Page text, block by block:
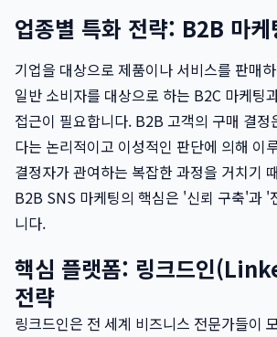
업종별 특화 전략: B2B 마케
기업을 대상으로 제품이나 서비스를 판매
일반 소비자를 대상으로 하는 B2C 마케팅
접근이 필요합니다. B2B 고객의 구매 결정
다는 논리적이고 이성적인 판단에 의해 이
결정자가 관여하는 복잡한 과정을 거치기
B2B SNS 마케팅의 핵심은 '신뢰 구축'과 '
니다.
핵심 플랫폼: 링크드인
전략
링크드인은 전 세계 비즈니스 전문가들이